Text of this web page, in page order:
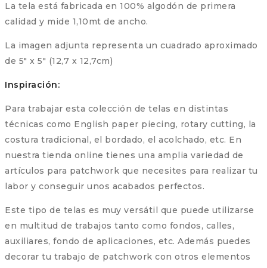
La tela está fabricada en 100% algodón de primera
calidad y mide 1,10mt de ancho.
La imagen adjunta representa un cuadrado aproximado
de 5″ x 5″ (12,7 x 12,7cm)
Inspiración:
Para trabajar esta colección de telas en distintas
técnicas como English paper piecing, rotary cutting, la
costura tradicional, el bordado, el acolchado, etc. En
nuestra tienda online tienes una amplia variedad de
artículos para patchwork que necesites para realizar tu
labor y conseguir unos acabados perfectos.
Este tipo de telas es muy versátil que puede utilizarse
en multitud de trabajos tanto como fondos, calles,
auxiliares, fondo de aplicaciones, etc. Además puedes
decorar tu trabajo de patchwork con otros elementos